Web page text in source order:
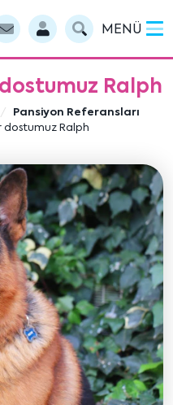
MENÜ
Ralph
Pansiyon Referansları
dostumuz Ralph